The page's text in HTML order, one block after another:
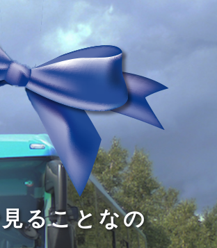
ることなのだ
することだ
さな子供がいる
ある